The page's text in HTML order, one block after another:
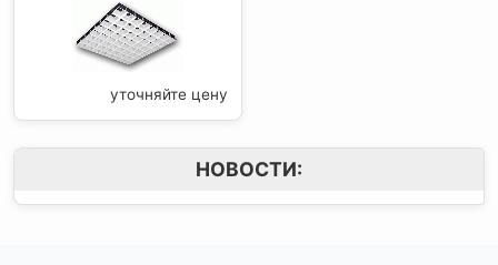
уточняйте цену
НОВОСТИ: